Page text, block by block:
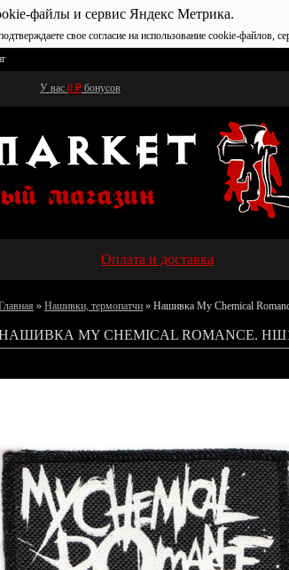
файлы и сервис Яндекс Метрика.
свое согласие на использование cookie-файлов,
У вас 0 ₽ бонусов
Оплата и доставка
» Нашивки, термопатчи » Нашивка My Chemical
MY CHEMICAL ROMANCE.